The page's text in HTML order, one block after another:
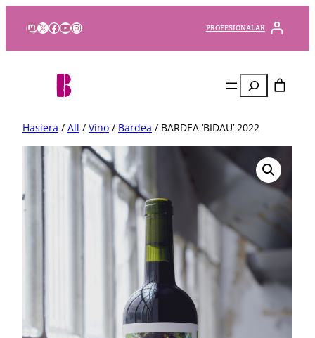
Mastodon
X Facebook
YouTube
Instagram PROFESIONALAK
Bilatu
Hasiera / All / Vino / Bardea / BARDEA ‘BIDAU’ 2022